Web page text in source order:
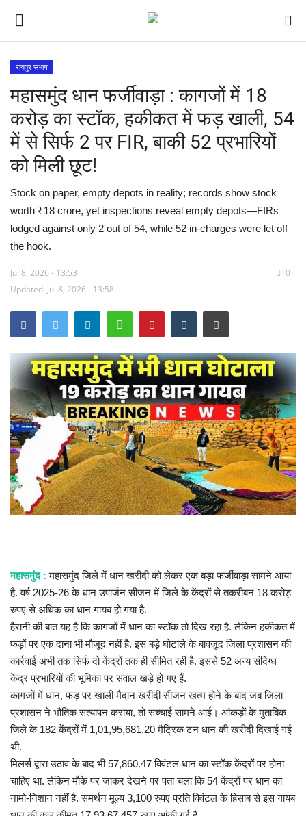
देश
मध्य प्रदेश
विश्व
विदेश
मुख्य समाचार
छत्तीसगढ़
राज्य
खेल
व्यापार
रोजगार
संपादकीय
राजनीति
मैगज़ीन की लेख
प्रमुख खबर
हेल्थ
Language
English hindi
रायपुर संभाग
महासमुंद धान फर्जीवाड़ा : कागजों में 18
करोड़ का स्टॉक, हकीकत में फड़ खाली, 54
में से सिर्फ 2 पर FIR, बाकी 52 प्रभारियों
को मिली छूट!
Stock on paper, empty depots in reality; records show stock
worth ₹18 crore, yet inspections reveal empty depots—FIRs
lodged against only 2 out of 54, while 52 in-charges were let off
the hook.
Jul 8, 2026 - 13:53
Updated: Jul 8, 2026 - 13:58
0
महासमुंद : महासमुंद जिले में धान खरीदी को लेकर एक‎ बड़ा फर्जीवाड़ा सामने आया
है. वर्ष 2025-26‎ के धान उपार्जन सीजन में जिले के केंद्रों से‎ तकरीबन 18 करोड़
रुपए से अधिक का‎ धान गायब हो गया है.
हैरानी की बात यह है कि‎ कागजों में धान का स्टॉक तो दिख रहा है. लेकिन हकीकत में
फड़ों पर एक दाना भी‎ मौजूद नहीं है. इस बड़े घोटाले के बावजूद जिला प्रशासन‎ की
कार्रवाई अभी तक सिर्फ दो केंद्रों तक ही‎ सीमित रही है. इससे 52 अन्य संदिग्ध
केंद्र‎ प्रभारियों की भूमिका पर सवाल खड़े हो गए हैं.
कागजों में धान, फड़ पर खाली मैदान खरीदी‎ सीजन खत्म होने के बाद जब जिला
प्रशासन ने‎ भौतिक सत्यापन कराया, तो सच्चाई सामने‎ आई। आंकड़ों के मुताबिक
जिले के 182 केंद्रों‎ में 1,01,95,681.20 मैट्रिक टन धान की‎ खरीदी दिखाई गई
थी.
मिलर्स द्वारा उठाव के बाद भी 57,860.47 क्विंटल धान का‎ स्टॉक केंद्रों पर होना
चाहिए था. लेकिन मौके‎ पर जाकर देखने पर पता चला कि 54 केंद्रों पर‎ धान का
नामो-निशान नहीं है. समर्थन मूल्य‎ 3,100 रुपए प्रति क्विंटल के हिसाब से इस‎ गायब